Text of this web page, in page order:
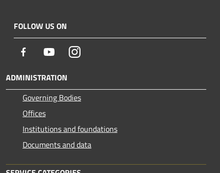
FOLLOW US ON
Facebook YoutubeInstagram
ADMINISTRATION
Governing Bodies
Offices
Institutions and foundations
Documents and data